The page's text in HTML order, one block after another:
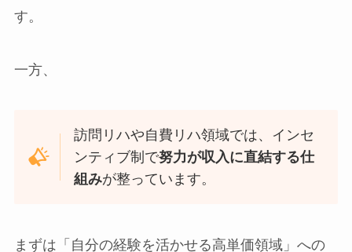
す。
一方、
訪問リハや自費リハ領域では、インセ
ンティブ制で努力が収入に直結する仕
組みが整っています。
まずは「自分の経験を活かせる高単価領域」への